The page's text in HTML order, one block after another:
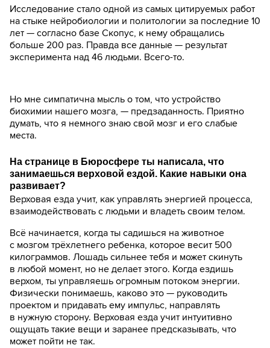
Исследование стало одной из самых цитируемых работ
на стыке нейробиологии и политологии за последние 10
лет — согласно базе Скопус, к нему обращались
больше 200 раз. Правда все данные — результат
эксперимента над 46 людьми. Всего-то.
Но мне симпатична мысль о том, что устройство
биохимии нашего мозга, — предзаданность. Приятно
думать, что я немного знаю свой мозг и его слабые
места.
На странице в Бюросфере ты написала, что
занимаешься верховой ездой. Какие навыки она
развивает?
Верховая езда учит, как управлять энергией процесса,
взаимодействовать с людьми и владеть своим телом.
Всё начинается, когда ты садишься на животное
с мозгом трёхлетнего ребенка, которое весит 500
килограммов. Лошадь сильнее тебя и может скинуть
в любой момент, но не делает этого. Когда ездишь
верхом, ты управляешь огромным потоком энергии.
Физически понимаешь, каково это — руководить
проектом и придавать ему импульс, направлять
в нужную сторону. Верховая езда учит интуитивно
ощущать такие вещи и заранее предсказывать, что
может пойти не так.